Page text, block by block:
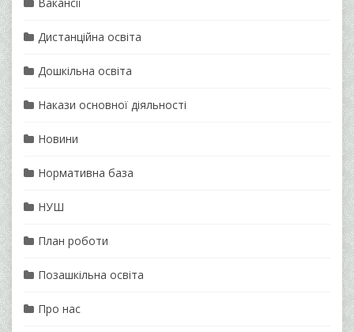
Дистанційна освіта
Дошкільна освіта
Накази основної діяльності
Новини
Нормативна база
НУШ
План роботи
Позашкільна освіта
Про нас